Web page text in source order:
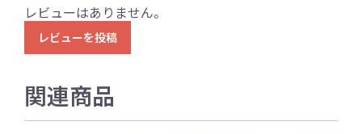
レビューはありません。
レビューを投稿
関連商品